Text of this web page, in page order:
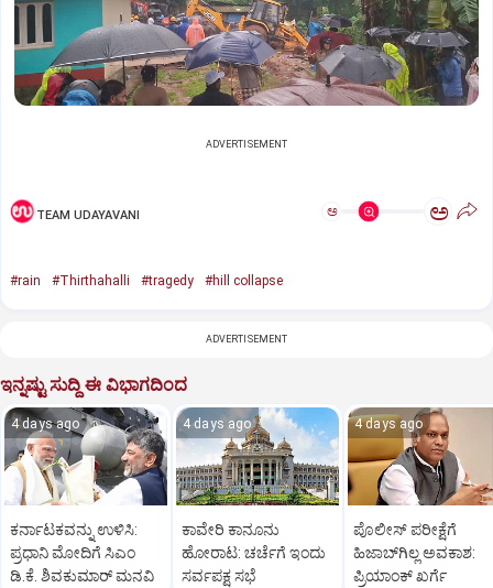
ADVERTISEMENT
TEAM UDAYAVANI ಅ ಅ
#rain #Thirthahalli #tragedy #hill collapse
ADVERTISEMENT
ಇನ್ನಷ್ಟು ಸುದ್ದಿ ಈ ವಿಭಾಗದಿಂದ
4 days ago
ಕರ್ನಾಟಕವನ್ನು ಉಳಿಸಿ:
ಪ್ರಧಾನಿ ಮೋದಿಗೆ ಸಿಎಂ
ಡಿ.ಕೆ. ಶಿವಕುಮಾರ್ ಮನವಿ
4 days ago
ಕಾವೇರಿ ಕಾನೂನು
ಹೋರಾಟ: ಚರ್ಚೆಗೆ ಇಂದು
ಸರ್ವಪಕ್ಷ ಸಭೆ
4 days ago
ಪೊಲೀಸ್‌ ಪರೀಕ್ಷೆಗೆ
ಹಿಜಾಬ್‌ಗಿಲ್ಲ ಅವಕಾಶ:
ಪ್ರಿಯಾಂಕ್‌ ಖರ್ಗೆ